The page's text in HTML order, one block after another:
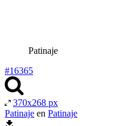
Patinaje
#16365
370x268 px
Patinaje en Patinaje